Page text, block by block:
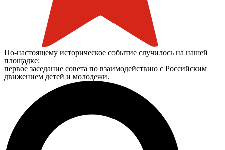
По-настоящему историческое событие случилось на нашей
площадке:
первое заседание совета по взаимодействию с Российским
движением детей и молодежи.